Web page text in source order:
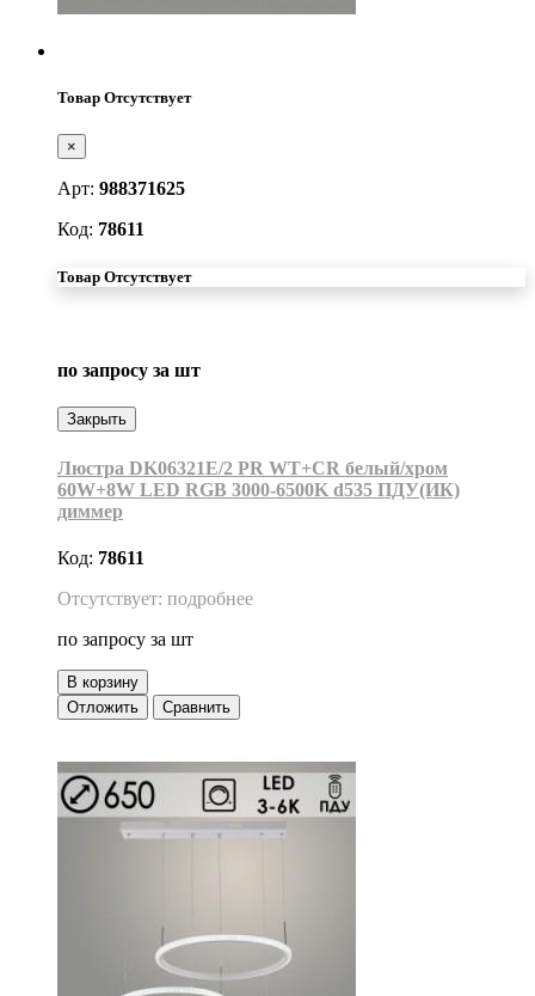
Товар Отсутствует
×
Арт: 988371625
Код: 78611
Товар Отсутствует
по запросу за шт
Закрыть
Люстра DK06321E/2 PR WT+CR белый/хром
60W+8W LED RGB 3000-6500K d535 ПДУ(ИК)
диммер
Код: 78611
Отсутствует: подробнее
по запросу за шт
В корзину
Отложить
Сравнить